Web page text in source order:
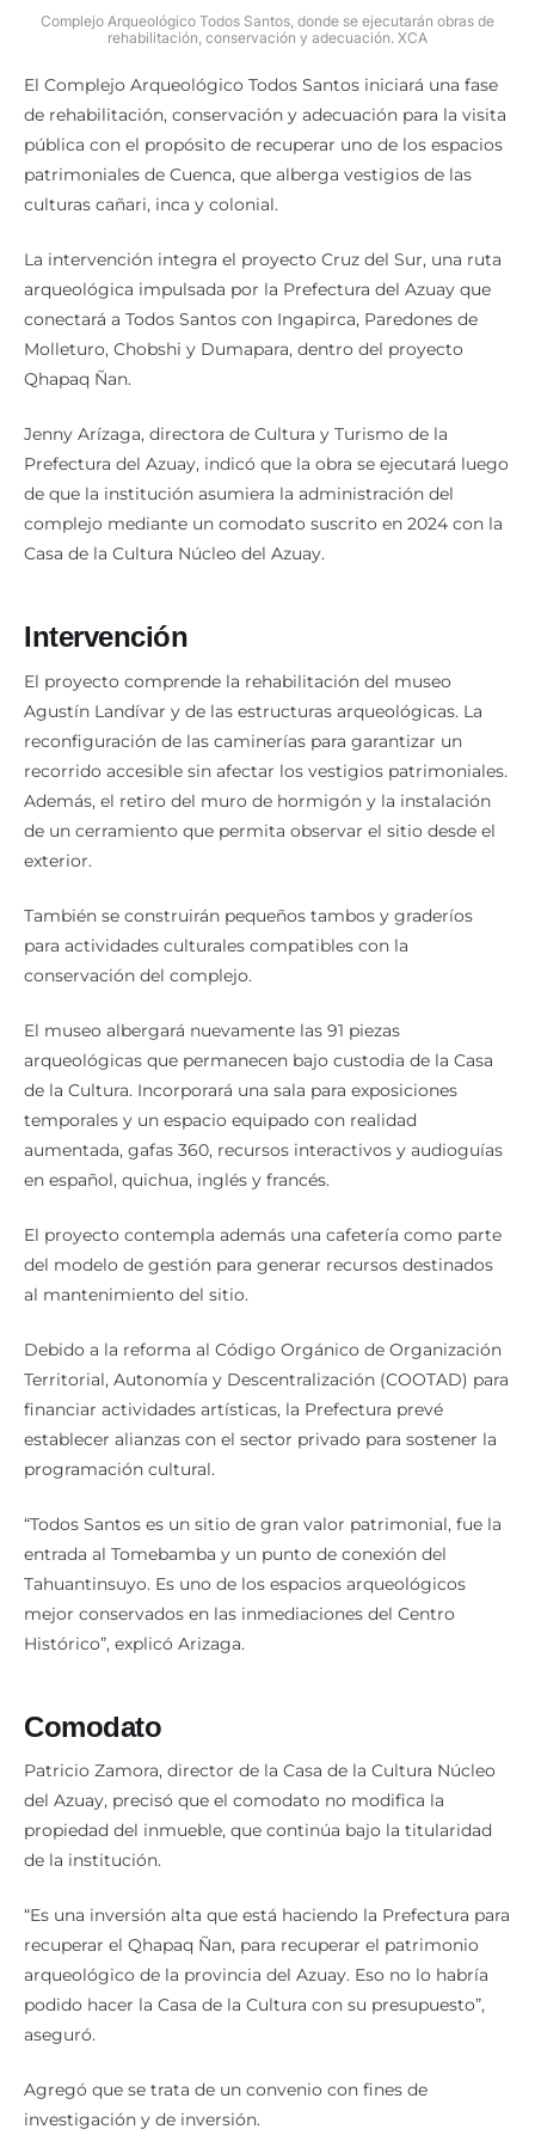
Complejo Arqueológico Todos Santos, donde se ejecutarán obras de
rehabilitación, conservación y adecuación. XCA
El Complejo Arqueológico Todos Santos iniciará una fase
de rehabilitación, conservación y adecuación para la visita
pública con el propósito de recuperar uno de los espacios
patrimoniales de Cuenca, que alberga vestigios de las
culturas cañari, inca y colonial.
La intervención integra el proyecto Cruz del Sur, una ruta
arqueológica impulsada por la Prefectura del Azuay que
conectará a Todos Santos con Ingapirca, Paredones de
Molleturo, Chobshi y Dumapara, dentro del proyecto
Qhapaq Ñan.
Jenny Arízaga, directora de Cultura y Turismo de la
Prefectura del Azuay, indicó que la obra se ejecutará luego
de que la institución asumiera la administración del
complejo mediante un comodato suscrito en 2024 con la
Casa de la Cultura Núcleo del Azuay.
Intervención
El proyecto comprende la rehabilitación del museo
Agustín Landívar y de las estructuras arqueológicas. La
reconfiguración de las caminerías para garantizar un
recorrido accesible sin afectar los vestigios patrimoniales.
Además, el retiro del muro de hormigón y la instalación
de un cerramiento que permita observar el sitio desde el
exterior.
También se construirán pequeños tambos y graderíos
para actividades culturales compatibles con la
conservación del complejo.
El museo albergará nuevamente las 91 piezas
arqueológicas que permanecen bajo custodia de la Casa
de la Cultura. Incorporará una sala para exposiciones
temporales y un espacio equipado con realidad
aumentada, gafas 360, recursos interactivos y audioguías
en español, quichua, inglés y francés.
El proyecto contempla además una cafetería como parte
del modelo de gestión para generar recursos destinados
al mantenimiento del sitio.
Debido a la reforma al Código Orgánico de Organización
Territorial, Autonomía y Descentralización (COOTAD) para
financiar actividades artísticas, la Prefectura prevé
establecer alianzas con el sector privado para sostener la
programación cultural.
“Todos Santos es un sitio de gran valor patrimonial, fue la
entrada al Tomebamba y un punto de conexión del
Tahuantinsuyo. Es uno de los espacios arqueológicos
mejor conservados en las inmediaciones del Centro
Histórico”, explicó Arizaga.
Comodato
Patricio Zamora, director de la Casa de la Cultura Núcleo
del Azuay, precisó que el comodato no modifica la
propiedad del inmueble, que continúa bajo la titularidad
de la institución.
“Es una inversión alta que está haciendo la Prefectura para
recuperar el Qhapaq Ñan, para recuperar el patrimonio
arqueológico de la provincia del Azuay. Eso no lo habría
podido hacer la Casa de la Cultura con su presupuesto”,
aseguró.
Agregó que se trata de un convenio con fines de
investigación y de inversión.